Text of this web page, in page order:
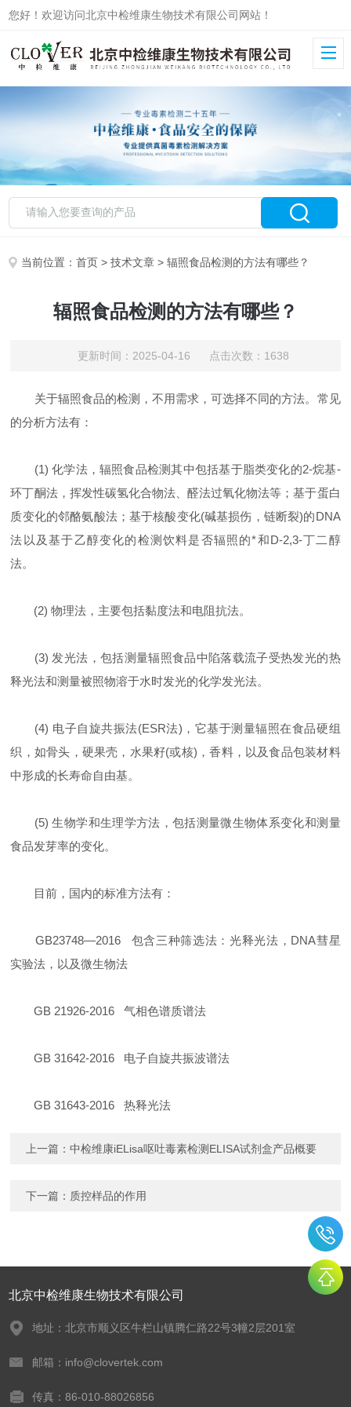
您好！欢迎访问北京中检维康生物技术有限公司网站！
当前位置：首页 >技术文章 > 辐照食品检测的方法有哪些？
辐照食品检测的方法有哪些？
更新时间：2025-04-16 点击次数：1638
关于辐照食品的检测，不用需求，可选择不同的方法。常见
的分析方法有：
(1) 化学法，辐照食品检测其中包括基于脂类变化的2-烷基-
环丁酮法，挥发性碳氢化合物法、醛法过氧化物法等；基于蛋白
质变化的邻酪氨酸法；基于核酸变化(碱基损伤，链断裂)的DNA
法以及基于乙醇变化的检测饮料是否辐照的*和D-2,3-丁二醇
法。
(2) 物理法，主要包括黏度法和电阻抗法。
(3) 发光法，包括测量辐照食品中陷落载流子受热发光的热
释光法和测量被照物溶于水时发光的化学发光法。
(4) 电子自旋共振法(ESR法)，它基于测量辐照在食品硬组
织，如骨头，硬果壳，水果籽(或核)，香料，以及食品包装材料
中形成的长寿命自由基。
(5) 生物学和生理学方法，包括测量微生物体系变化和测量
食品发芽率的变化。
目前，国内的标准方法有：
GB23748—2016 包含三种筛选法：光释光法，DNA彗星
实验法，以及微生物法
GB 21926-2016 气相色谱质谱法
GB 31642-2016 电子自旋共振波谱法
GB 31643-2016 热释光法
上一篇：中检维康iELisa呕吐毒素检测ELISA试剂盒产品概要
下一篇： 质控样品的作用
北京中检维康生物技术有限公司
地址：北京市顺义区牛栏山镇腾仁路22号3幢2层201室
邮箱：info@clovertek.com
传真：86-010-88026856